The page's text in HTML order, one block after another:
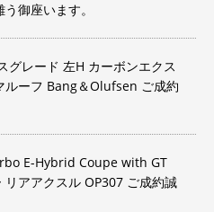
御座います。
グレード 左H カーボンエクス
ルーフ Bang＆Olufsen ご成約
E-Hybrid Coupe with GT
リアアクスル OP307 ご成約誠